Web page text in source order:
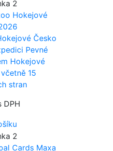
Česko
Pevné
Hokejové
15
stran
DPH